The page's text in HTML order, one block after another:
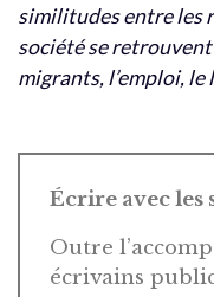
similitudes entre les
société se
migrants, l’emploi,
Écrire avec les
Outre
écrivains